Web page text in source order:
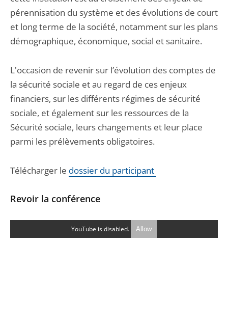
pérennisation du système et des évolutions de court
et long terme de la société, notamment sur les plans
démographique, économique, social et sanitaire.
L'occasion de revenir sur l’évolution des comptes de
la sécurité sociale et au regard de ces enjeux
financiers, sur les différents régimes de sécurité
sociale, et également sur les ressources de la
Sécurité sociale, leurs changements et leur place
parmi les prélèvements obligatoires.
Télécharger le dossier du participant
Revoir la conférence
YouTube is disabled. Allow